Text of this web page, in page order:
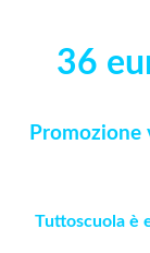
36
Tuttoscuola è